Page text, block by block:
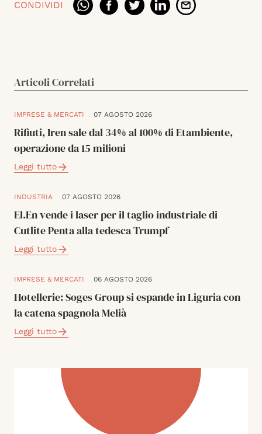
CONDIVIDI
Articoli Correlati
IMPRESE & MERCATI 07 AGOSTO 2026
Rifiuti, Iren sale dal 34% al 100% di Etambiente,
operazione da 15 milioni
Leggi tutto
INDUSTRIA 07 AGOSTO 2026
El.En vende i laser per il taglio industriale di
Cutlite Penta alla tedesca Trumpf
Leggi tutto
IMPRESE & MERCATI 06 AGOSTO 2026
Hotellerie: Soges Group si espande in Liguria con
la catena spagnola Melià
Leggi tutto